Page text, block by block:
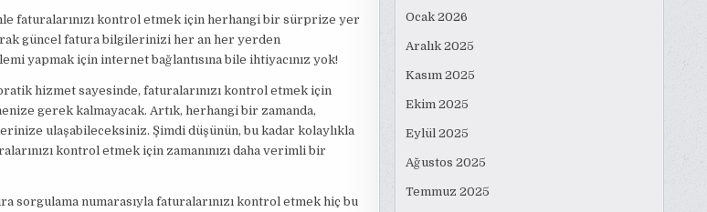
faturalarınızı kontrol etmek için herhangi bir sürprize yer
güncel fatura bilgilerinizi her an her yerden
yapmak için internet bağlantısına bile ihtiyacınız yok!
hizmet sayesinde, faturalarınızı kontrol etmek için
gerek kalmayacak. Artık, herhangi bir zamanda,
ulaşabileceksiniz. Şimdi düşünün, bu kadar kolaylıkla
kontrol etmek için zamanınızı daha verimli bir
sorgulama numarasıyla faturalarınızı kontrol etmek hiç bu
Ocak 2026
Aralık 2025
Kasım 2025
Ekim 2025
Eylül 2025
Ağustos 2025
Temmuz 2025